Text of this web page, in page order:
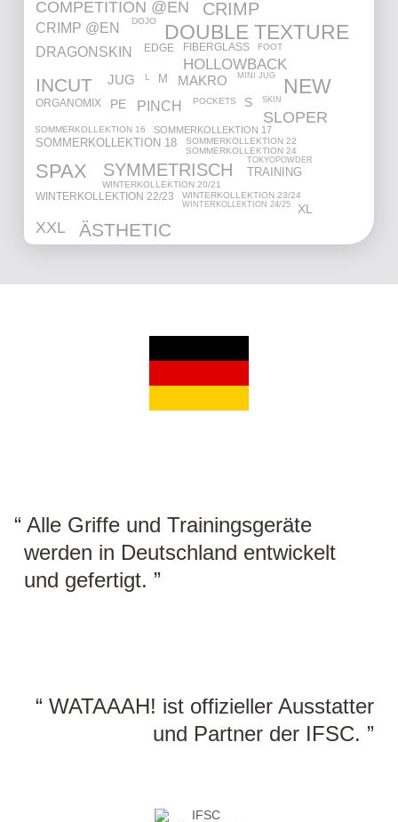
COMPETITION @EN CRIMP
CRIMP @EN DOJO DOUBLE TEXTURE
DRAGONSKIN EDGE FIBERGLASS FOOT
HOLLOWBACK
INCUT JUG L M MAKRO MINI JUG NEW
ORGANOMIX PE PINCH POCKETS S SKIN
SLOPER
SOMMERKOLLEKTION 16 SOMMERKOLLEKTION 17
SOMMERKOLLEKTION 18
SOMMERKOLLEKTION 22
SOMMERKOLLEKTION 24
SPAX SYMMETRISCH TOKYOPOWDER
TRAINING
WINTERKOLLEKTION 20/21
WINTERKOLLEKTION 22/23 WINTERKOLLEKTION 23/24
WINTERKOLLEKTION 24/25 XL
XXL ÄSTHETIC
Alle Griffe und Trainingsgeräte
werden in Deutschland entwickelt
und gefertigt.
WATAAAH! ist offizieller Ausstatter
und Partner der IFSC.